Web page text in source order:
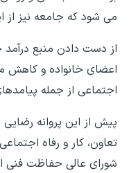
می شود که جامعه نیز
از دست دادن منبع درآمد
اعضای خانواده و کاهش
اجتماعی از جمله
پیش از این پروانه رضایی
تعاون، کار و رفاه
شورای عالی حفاظت فنی از